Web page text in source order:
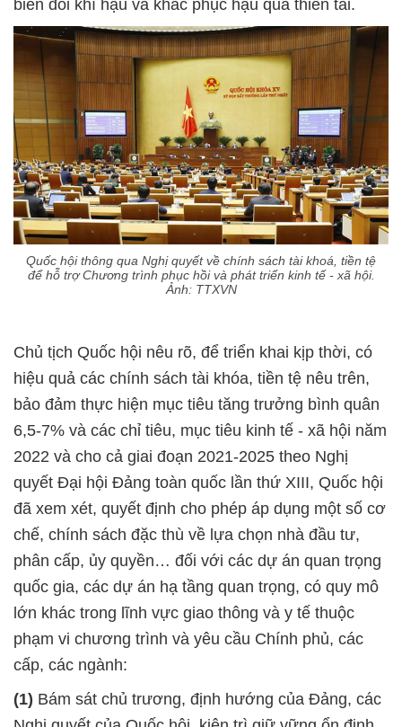
biến đổi khí hậu và khắc phục hậu quả thiên tai.
Quốc hội thông qua Nghị quyết về chính sách tài khoá, tiền tệ
để hỗ trợ Chương trình phục hồi và phát triển kinh tế - xã hội.
Ảnh: TTXVN
Chủ tịch Quốc hội nêu rõ, để triển khai kịp thời, có
hiệu quả các chính sách tài khóa, tiền tệ nêu trên,
bảo đảm thực hiện mục tiêu tăng trưởng bình quân
6,5-7% và các chỉ tiêu, mục tiêu kinh tế - xã hội năm
2022 và cho cả giai đoạn 2021-2025 theo Nghị
quyết Đại hội Đảng toàn quốc lần thứ XIII, Quốc hội
đã xem xét, quyết định cho phép áp dụng một số cơ
chế, chính sách đặc thù về lựa chọn nhà đầu tư,
phân cấp, ủy quyền… đối với các dự án quan trọng
quốc gia, các dự án hạ tầng quan trọng, có quy mô
lớn khác trong lĩnh vực giao thông và y tế thuộc
phạm vi chương trình và yêu cầu Chính phủ, các
cấp, các ngành:
(1) Bám sát chủ trương, định hướng của Đảng, các